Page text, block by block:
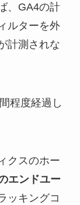
、GA4の計
ルターを外
計測されな
程度経過し
クスのホー
エンドユー
ッキングコ